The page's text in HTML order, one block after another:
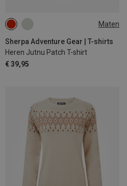
Maten
Sherpa Adventure Gear | T-shirts
Heren Jutnu Patch T-shirt
€ 39,95
S M